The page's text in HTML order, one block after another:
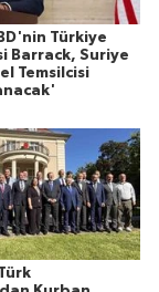
Türkiye
Barrack, Suriye
Temsilcisi